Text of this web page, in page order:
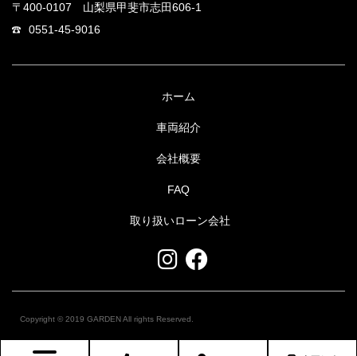
〒400-0107 山梨県甲斐市志田606-1
0551-45-9016
ホーム
車両紹介
会社概要
FAQ
取り扱いローン会社
Copyright © 2019 GARDEN All rights Reserved.